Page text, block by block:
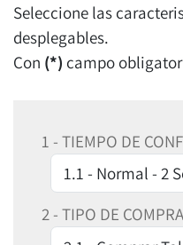
Seleccione las
desplegables.
Con (*) campo
1 - TIEMPO DE
2 - TIPO DE COMPRA